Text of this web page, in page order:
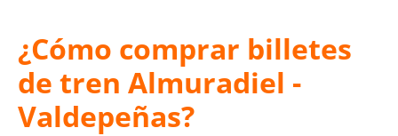
¿Cómo comprar billetes
de tren Almuradiel -
Valdepeñas?